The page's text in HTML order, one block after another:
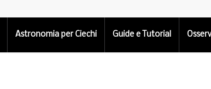
Astronomia per Ciechi Guide e Tutorial